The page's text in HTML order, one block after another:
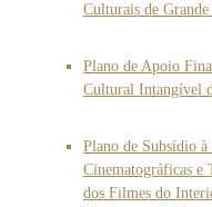
Culturais de
Plano de Apoio
Cultural Intangível
Plano de Subsídio
Cinematográficas e
dos Filmes do